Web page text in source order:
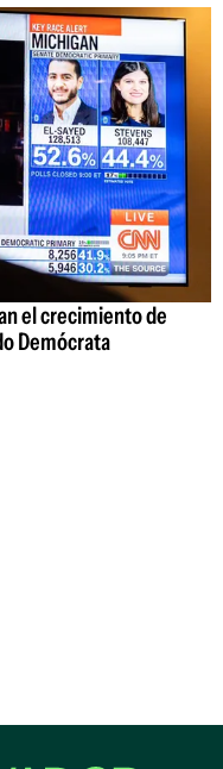
el crecimiento de
Demócrata